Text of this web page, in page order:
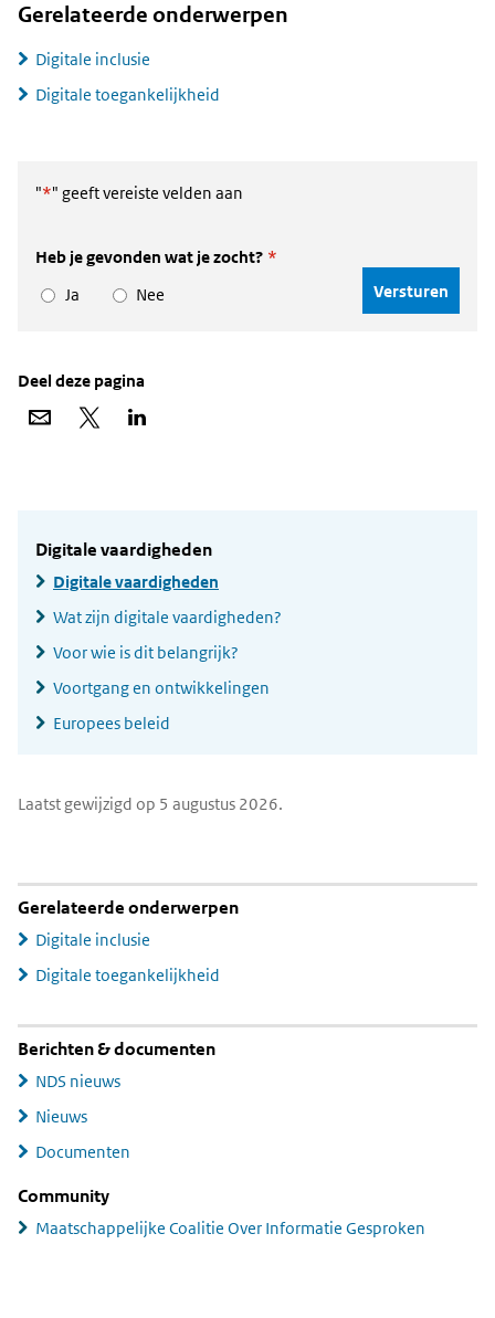
Gerelateerde onderwerpen
Digitale inclusie
Digitale toegankelijkheid
"*" geeft vereiste velden aan
Heb je gevonden wat je zocht? *
Ja
Nee
Deel deze pagina
Deel
Deel
Digitale vaardigheden
Digitale vaardigheden
Wat zijn digitale vaardigheden?
Voor wie is dit belangrijk?
Voortgang en ontwikkelingen
Europees beleid
Laatst gewijzigd op 5 augustus 2026.
Gerelateerde onderwerpen
Digitale inclusie
Digitale toegankelijkheid
Berichten & documenten
NDS nieuws
Nieuws
Documenten
Community
Maatschappelijke Coalitie Over Informatie Gesproken